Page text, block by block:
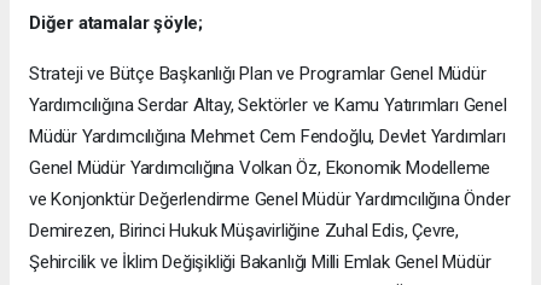
Diğer atamalar şöyle;
Strateji ve Bütçe Başkanlığı Plan ve Programlar Genel Müdür
Yardımcılığına Serdar Altay, Sektörler ve Kamu Yatırımları Genel
Müdür Yardımcılığına Mehmet Cem Fendoğlu, Devlet Yardımları
Genel Müdür Yardımcılığına Volkan Öz, Ekonomik Modelleme
ve Konjonktür Değerlendirme Genel Müdür Yardımcılığına Önder
Demirezen, Birinci Hukuk Müşavirliğine Zuhal Edis, Çevre,
Şehircilik ve İklim Değişikliği Bakanlığı Milli Emlak Genel Müdür